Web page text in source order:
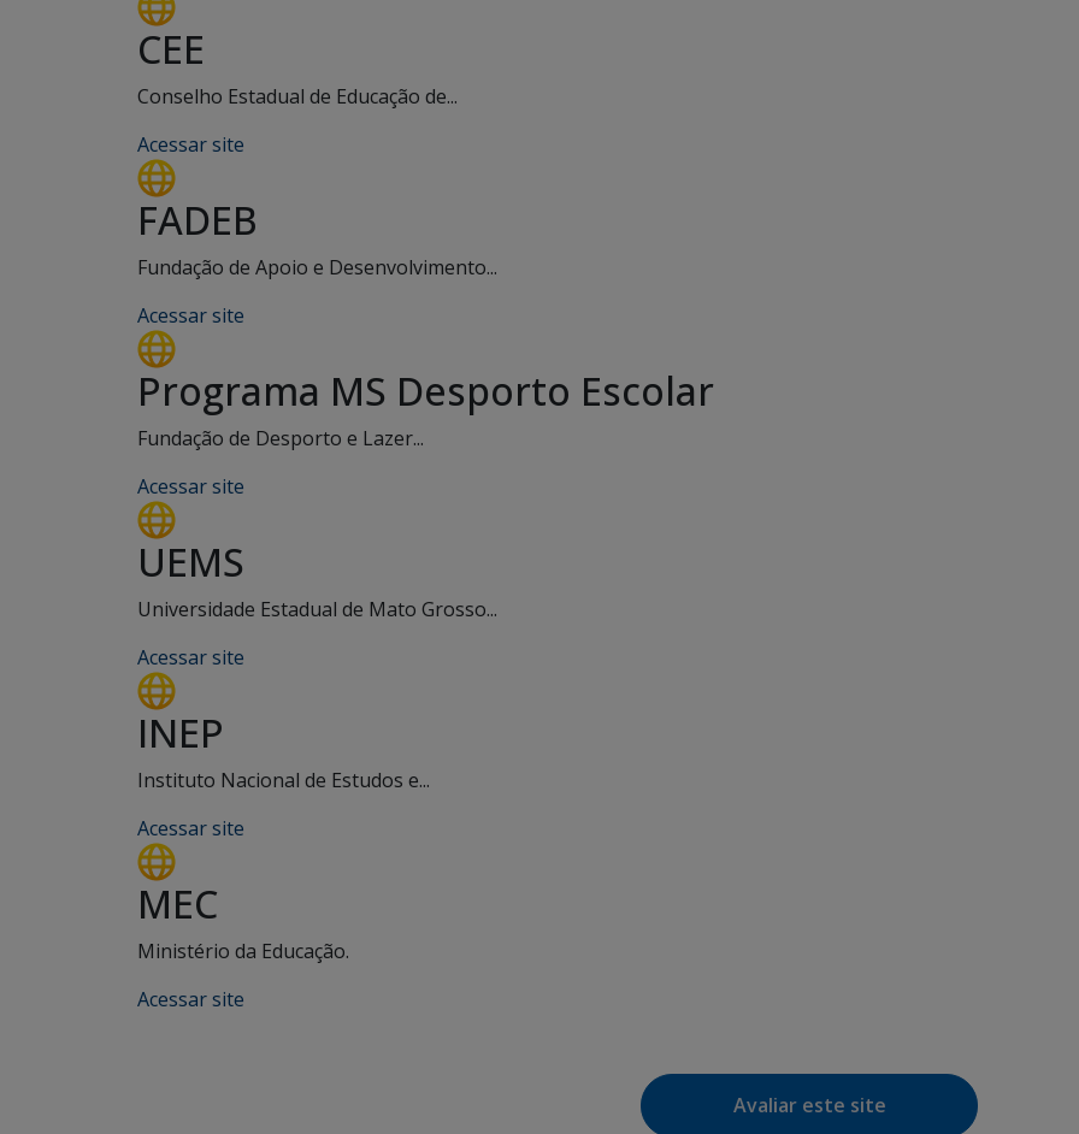
CEE
Conselho Estadual de Educação de...
Acessar site
FADEB
Fundação de Apoio e Desenvolvimento...
Acessar site
Programa MS Desporto Escolar
Fundação de Desporto e Lazer...
Acessar site
UEMS
Universidade Estadual de Mato Grosso...
Acessar site
INEP
Instituto Nacional de Estudos e...
Acessar site
MEC
Ministério da Educação.
Acessar site
Avaliar este site